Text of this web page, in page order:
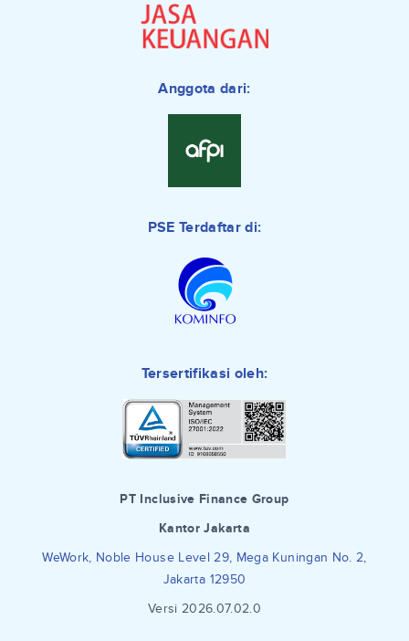
Anggota dari:
PSE Terdaftar di:
Tersertifikasi oleh:
PT Inclusive Finance Group
Kantor Jakarta
WeWork, Noble House Level 29, Mega Kuningan No. 2,
Jakarta 12950
Versi 2026.07.02.0